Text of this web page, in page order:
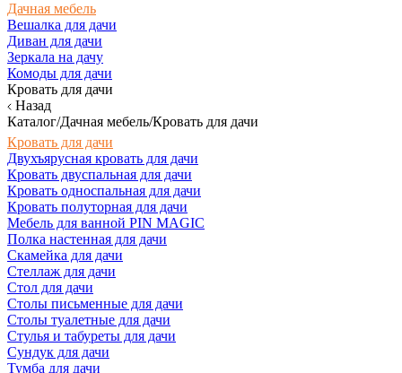
Дачная мебель
Вешалка для дачи
Диван для дачи
Зеркала на дачу
Комоды для дачи
Кровать для дачи
Назад
Каталог/Дачная мебель/Кровать для дачи
Кровать для дачи
Двухъярусная кровать для дачи
Кровать двуспальная для дачи
Кровать односпальная для дачи
Кровать полуторная для дачи
Мебель для ванной PIN MAGIC
Полка настенная для дачи
Скамейка для дачи
Стеллаж для дачи
Стол для дачи
Столы письменные для дачи
Столы туалетные для дачи
Стулья и табуреты для дачи
Сундук для дачи
Тумба для дачи